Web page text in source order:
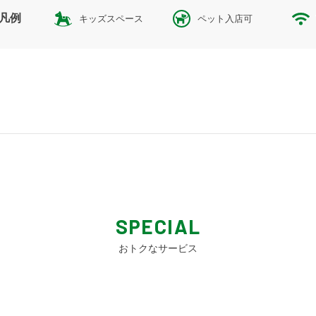
例 キッズスペース ペット入店可
SPECIAL
おトクなサービス